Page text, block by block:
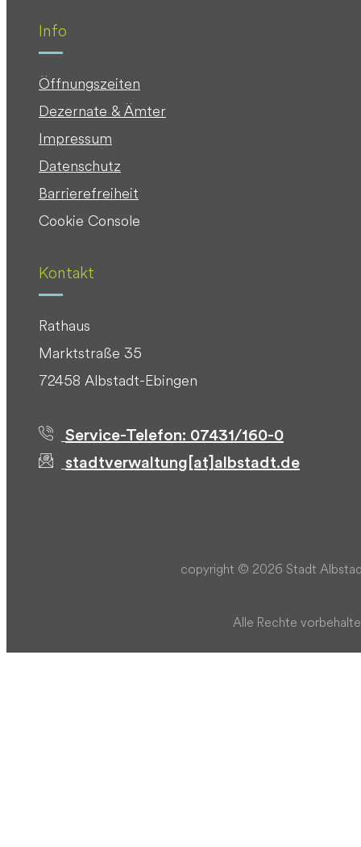
Info
Öffnungszeiten
Dezernate & Ämter
Impressum
Datenschutz
Barrierefreiheit
Cookie Console
Kontakt
Rathaus
Marktstraße 35
72458 Albstadt-Ebingen
Service-Telefon: 07431/160-0
stadtverwaltung[at]albstadt.de
copyright © 2026 Stadt
Alle Rechte